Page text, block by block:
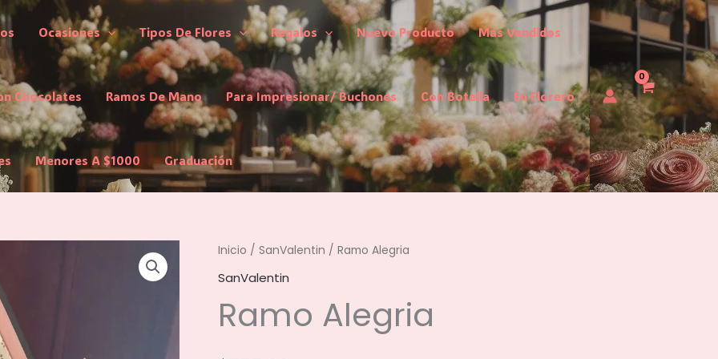
Ocasiones Tipos De Flores Regalos Nuevo Producto Mas Vendidos
Chocolates Ramos De Mano Para Impresionar/ Buchones Con Botella En Florero
Menores A $1000 Graduación
Inicio / SanValentin / Ramo Alegria
SanValentin
Ramo Alegria